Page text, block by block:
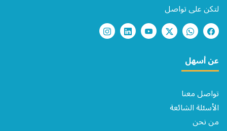
لتكن على تواصل
عن أسهل
تواصل معنا
الأسئلة الشائعة
من نحن